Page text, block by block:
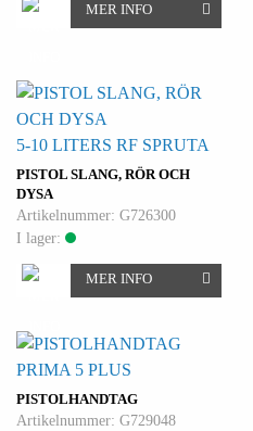
MER INFO
PISTOL SLANG, RÖR OCH
DYSA
5-10 LITERS RF SPRUTA
Artikelnummer: G726300
I lager:
MER INFO
PISTOLHANDTAG
PRIMA 5 PLUS
Artikelnummer: G729048